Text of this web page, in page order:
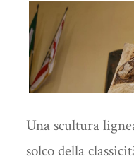
Una scultura
solco della